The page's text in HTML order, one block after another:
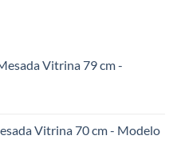
Vitrina 79 cm -
Vitrina 70 cm - Modelo